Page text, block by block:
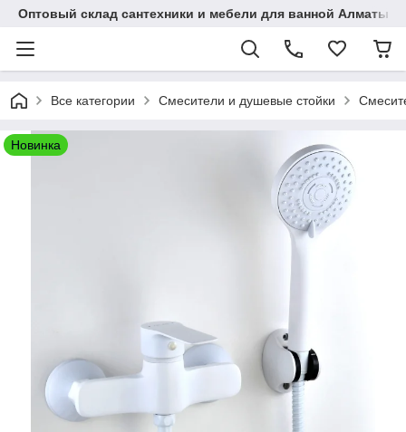
Оптовый склад сантехники и мебели для ванной Алматы •
Все категории Смесители и душевые стойки
Новинка